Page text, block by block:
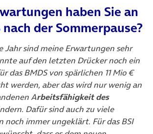
haben Sie an
der Sommerpause?
Jahr sind meine Erwartungen sehr
auf den letzten Drücker noch ein
das BMDS von spärlichen 11 Mio €
werden, aber das wird nur wenig an
Arbeitsfähigkeit des
Dafür sind auch zu viele
noch immer ungeklärt. Für das BSI